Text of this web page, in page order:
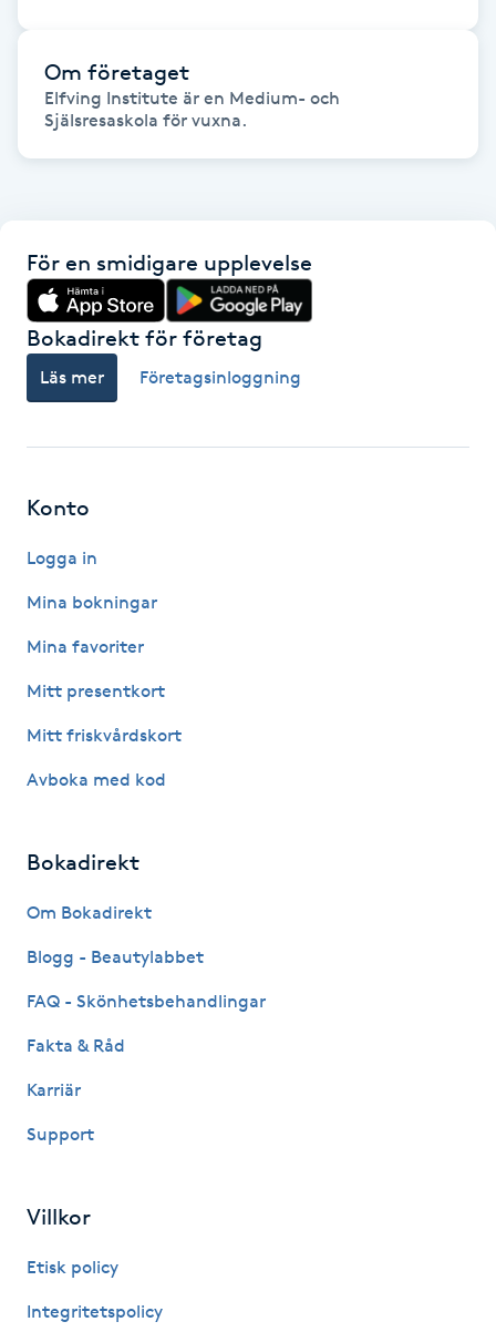
Fettreducering
Fotmassage
Fotsvamp
Fransborttagning
Fransfärgning
Fransförlängning Megavolym
Fransk manikyr
Fransrengöring
Friskvård
Funktionsanalys
Om företaget
Elfving Institute är en Medium- och
Själsresaskola för vuxna.
För en smidigare upplevelse
Bokadirekt för företag
Läs mer Företagsinloggning
Konto
Logga in
Mina bokningar
Mina favoriter
Mitt presentkort
Mitt friskvårdskort
Avboka med kod
Bokadirekt
Om Bokadirekt
Blogg - Beautylabbet
FAQ - Skönhetsbehandlingar
Fakta & Råd
Karriär
Support
Villkor
Etisk policy
Integritetspolicy